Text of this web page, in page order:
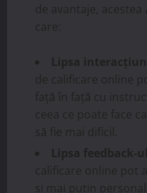
de avantaje,
care:
Lipsa
de calificare online
față în față cu
ceea ce poate face
să fie mai dificil.
Lipsa feedback-
calificare online pot
și mai puțin